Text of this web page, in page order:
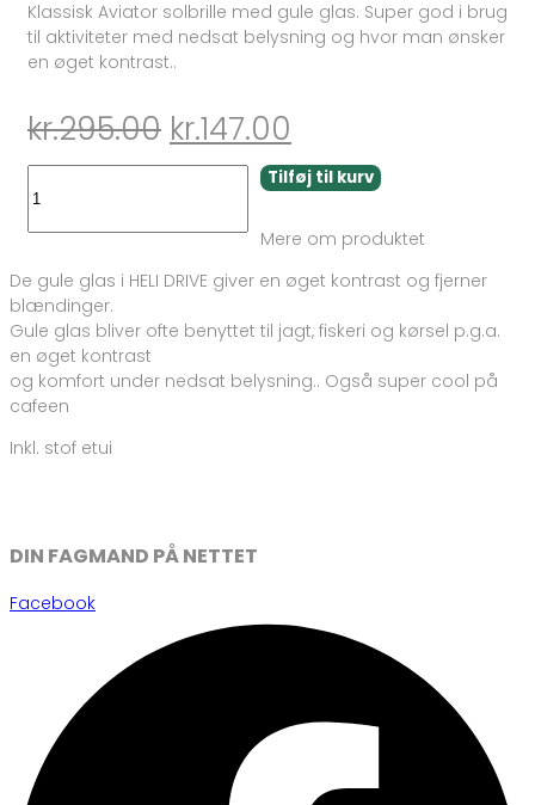
Klassisk Aviator solbrille med gule glas. Super god i brug
til aktiviteter med nedsat belysning og hvor man ønsker
en øget kontrast..
kr.295.00 Den
oprindelige
pris
var:
kr.295.00.
kr.147.00
aktuelle
er:
kr.147.00.
HELI
antal
Tilføj til kurv
Mere om produktet
De gule glas i HELI DRIVE giver en øget kontrast og fjerner
blændinger.
Gule glas bliver ofte benyttet til jagt, fiskeri og kørsel p.g.a.
en øget kontrast
og komfort under nedsat belysning.. Også super cool på
cafeen
Inkl. stof etui
DIN FAGMAND PÅ NETTET
Facebook